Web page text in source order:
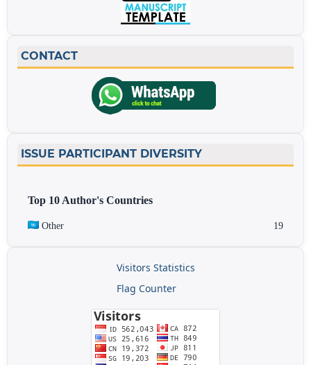
CONTACT
ISSUE PARTICIPANT DIVERSITY
Top 10 Author's Countries
Other 19
Visitors Statistics
Flag Counter